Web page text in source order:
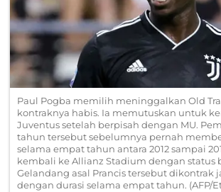
Paul Pogba memilih meninggalkan Old
kontraknya habis. Ia memutuskan untuk
Juventus setelah berpisah dengan MU.
tahun tersebut sebelumnya pernah
selama empat tahun antara 2012 sampai
kembali ke Allianz Stadium dengan status
Gelandang asal Prancis tersebut dikontrak
dengan durasi selama empat tahun. (AFP/